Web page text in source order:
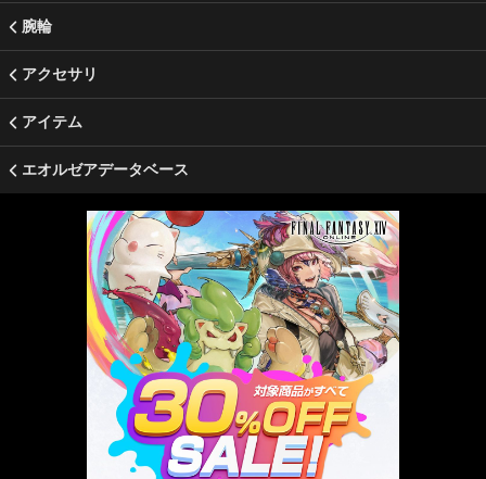
腕輪
アクセサリ
アイテム
エオルゼアデータベース